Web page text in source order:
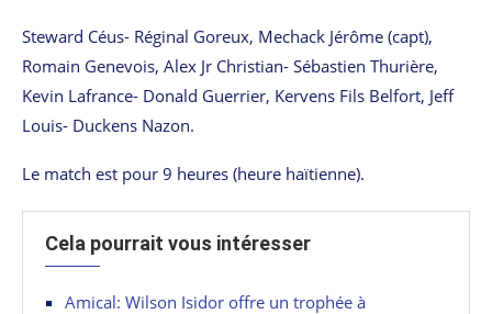
Steward Céus- Réginal Goreux, Mechack Jérôme (capt),
Romain Genevois, Alex Jr Christian- Sébastien Thurière,
Kevin Lafrance- Donald Guerrier, Kervens Fils Belfort, Jeff
Louis- Duckens Nazon.
Le match est pour 9 heures (heure haïtienne).
Cela pourrait vous intéresser
Amical: Wilson Isidor offre un trophée à